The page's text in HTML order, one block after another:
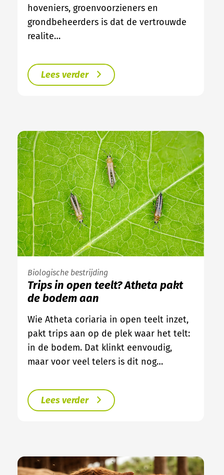
hoveniers, groenvoorzieners en
grondbeheerders is dat de vertrouwde
realite…
Lees verder
Biologische bestrijding
Trips in open teelt? Atheta pakt
de bodem aan
Wie Atheta coriaria in open teelt inzet,
pakt trips aan op de plek waar het telt:
in de bodem. Dat klinkt eenvoudig,
maar voor veel telers is dit nog…
Lees verder